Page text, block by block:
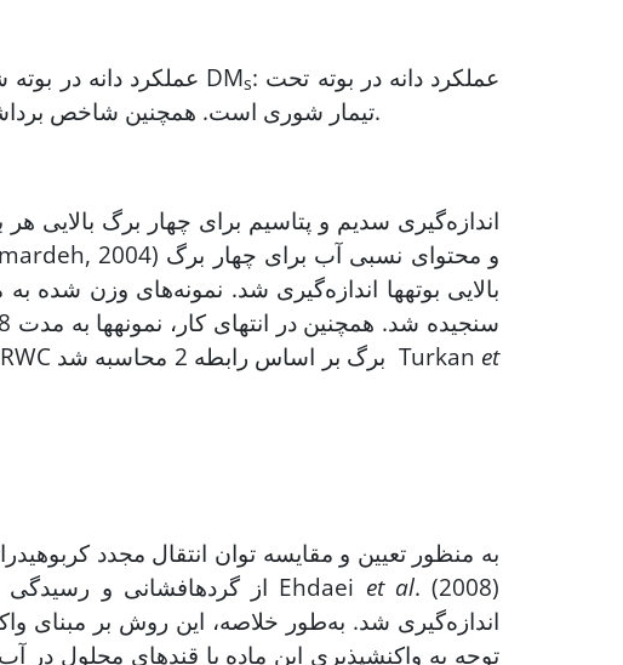
:عملکرد دانه در بوته شاهد و DMs: عملکرد دانه در بوته تحت
تیمار شوری است. همچنین شاخص برداشت بر اساس نسبت عملکرد اقتصادی به عملکرد زیستی محاسبه شد.
نمونه‌ها اندازه‌گیری شد. با استفاده از اطلاعات به‌دست آمده، میزان RWC برگ بر اساس رابطه 2 محاسبه شد Turkan et
از گرده­افشانی و رسیدگی فیزیولوژیک، برداشت شدند و کربوهیدرات محلول ساقه به روش Ehdaei et al. (2008)
اندازه‌گیری شد. به‌طور خلاصه، این روش بر مبنای
توجه به واکنش­پذیری این ماده با قندهای محلول در